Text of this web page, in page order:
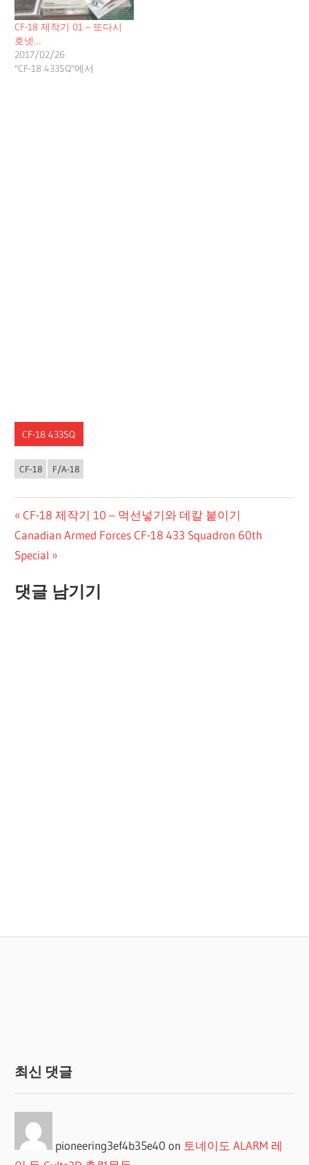
CF-18 제작기 01 – 또다시
호넷…
2017/02/26
"CF-18 433SQ"에서
CF-18 433SQ
CF-18 F/A-18
글
탐
Previous
Post:
CF-18 제작기 10 – 먹선넣기와 데칼 붙이기
Next
Post:
Canadian Armed Forces CF-18 433 Squadron 60th
Special
댓글 남기기
최신 댓글
pioneering3ef4b35e40 on 토네이도 ALARM 레